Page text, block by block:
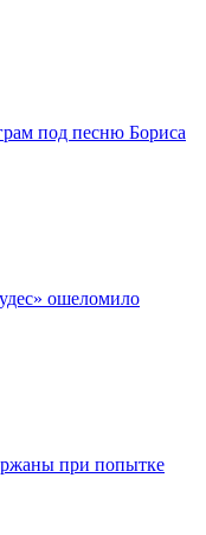
под песню Бориса
ошеломило
при попытке